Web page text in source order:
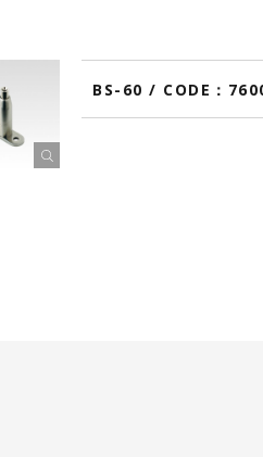
BS-60 / CODE：